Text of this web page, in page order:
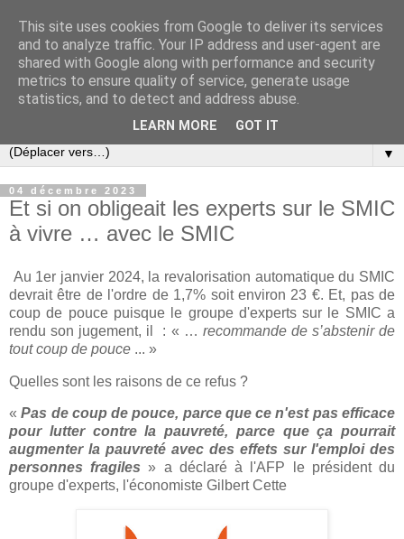
Slovar les Nouvelles
Blog citoyen d'informations, de décryptages et de
commentaires depuis 2005
▼
04 décembre 2023
Et si on obligeait les experts sur le SMIC
à vivre … avec le SMIC
Au 1er janvier 2024, la revalorisation automatique du SMIC
devrait être de l'ordre de 1,7% soit environ 23 €. Et, pas de
coup de pouce puisque le groupe d'experts sur le SMIC a
rendu son jugement, il : « … recommande de s’abstenir de
tout coup de pouce ... »
Quelles sont les raisons de ce refus ?
«Pas de coup de pouce, parce que ce n'est pas efficace
pour lutter contre la pauvreté, parce que ça pourrait
augmenter la pauvreté avec des effets sur l'emploi des
personnes fragiles » a déclaré à l'AFP le président du
groupe d'experts, l'économiste Gilbert Cette
This site uses cookies from Google to deliver its services
and to analyze traffic. Your IP address and user-agent are
shared with Google along with performance and security
metrics to ensure quality of service, generate usage
statistics, and to detect and address abuse.
LEARN MORE GOT IT